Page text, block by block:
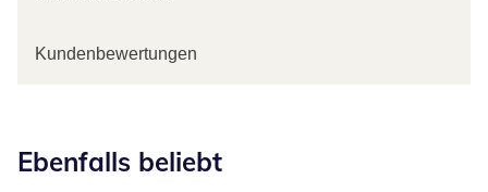
Kundenbewertungen
Ebenfalls beliebt